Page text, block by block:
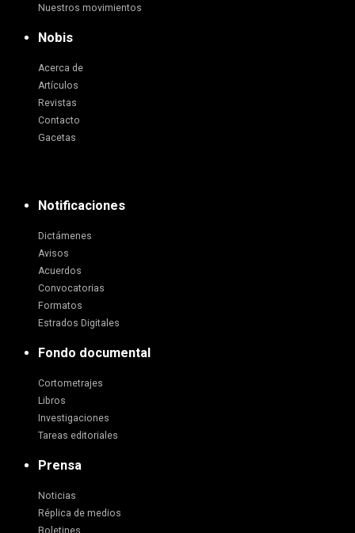
Nuestros movimientos
Nobis
Acerca de
Artículos
Revistas
Contacto
Gacetas
Notificaciones
Dictámenes
Avisos
Acuerdos
Convocatorias
Formatos
Estrados Digitales
Fondo documental
Cortometrajes
Libros
Investigaciones
Tareas editoriales
Prensa
Noticias
Réplica de medios